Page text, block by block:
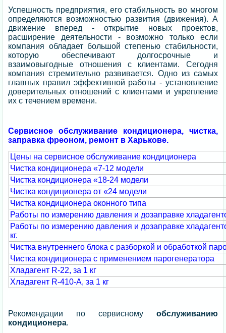
Успешность предприятия, его стабильность во многом
определяются возможностью развития (движения). А
движение вперед - открытие новых проектов,
расширение деятельности - возможно только если
компания обладает большой степенью стабильности,
которую обеспечивают долгосрочные и
взаимовыгодные отношения с клиентами. Сегодня
компания стремительно развивается. Одно из самых
главных правил эффективной работы - установление
доверительных отношений с клиентами и укрепление
их с течением времени.
Сервисное обслуживание кондиционера, чистка,
заправка фреоном, ремонт в Харькове.
Цены на сервисное обслуживание кондиционера
Чистка кондиционера «7-12 модели
Чистка кондиционера «18-24 модели
Чистка кондиционера от «24 модели
Чистка кондиционера оконного типа
Работы по измерению давления и дозаправке
Работы по измерению давления и дозаправке
кг.
Чистка внутреннего блока с разборкой и обработкой
Чистка кондиционера с применением парогенератора
Хладагент R-22, за 1 кг
Хладагент R-410-А, за 1 кг
Рекомендации по сервисному обслуживанию
кондиционера.